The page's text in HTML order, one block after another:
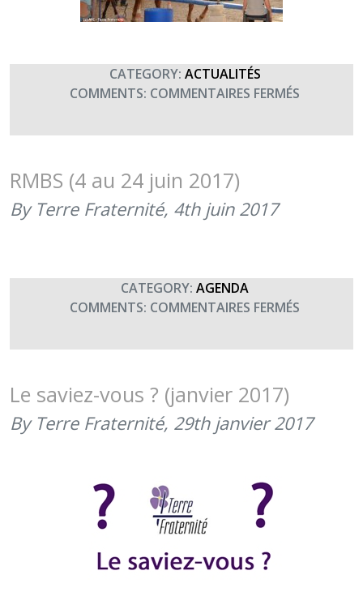
CATEGORY: ACTUALITÉS
COMMENTS: COMMENTAIRES FERMÉS
AUX
RMBS (4 au 24 juin 2017)
By Terre Fraternité, 4th juin 2017
CATEGORY: AGENDA
COMMENTS: COMMENTAIRES FERMÉS
(4
2017)
Le saviez-vous ? (janvier 2017)
By Terre Fraternité, 29th janvier 2017